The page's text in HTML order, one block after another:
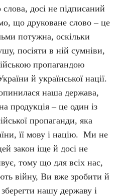
слова, досі не підписаний
що друковане слово – це
потужна, оскільки
посіяти в ній сумніви,
пропагандою
й української нації.
наша держава,
продукція – це один із
пропаганди, яка
її мову і націю. Ми не
закон іще й досі не
тому що для всіх нас,
війну, Ви вже зробити й
нашу державу і